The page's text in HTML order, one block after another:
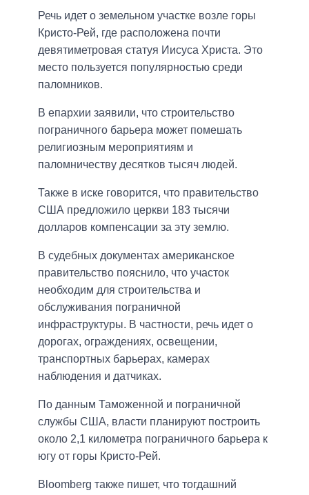
Речь идет о земельном участке возле горы
Кристо-Рей, где расположена почти
девятиметровая статуя Иисуса Христа. Это
место пользуется популярностью среди
паломников.
В епархии заявили, что строительство
пограничного барьера может помешать
религиозным мероприятиям и
паломничеству десятков тысяч людей.
Также в иске говорится, что правительство
США предложило церкви 183 тысячи
долларов компенсации за эту землю.
В судебных документах американское
правительство пояснило, что участок
необходим для строительства и
обслуживания пограничной
инфраструктуры. В частности, речь идет о
дорогах, ограждениях, освещении,
транспортных барьерах, камерах
наблюдения и датчиках.
По данным Таможенной и пограничной
службы США, власти планируют построить
около 2,1 километра пограничного барьера к
югу от горы Кристо-Рей.
Bloomberg также пишет, что тогдашний